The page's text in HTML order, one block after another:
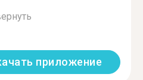
приложение